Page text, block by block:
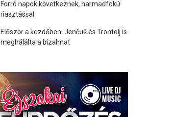
Forró napok következnek, harmadfokú
riasztással
Először a kezdőben: Jenčuš és Trontelj is
meghálálta a bizalmat